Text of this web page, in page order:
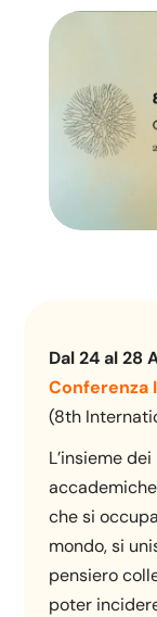
Dal 24 al 28
Conferenza
(8th
L’insieme
che si
mondo, si
pensiero
poter